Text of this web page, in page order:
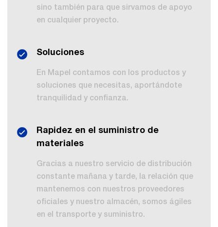
sino también para que sirvamos de apoyo
en cualquier proyecto.
Soluciones
En Mapel contamos con los productos y
soluciones que necesitas, aportándote
tranquilidad y confianza.
Rapidez en el suministro de
materiales
Gracias a nuestro servicio de distribución
constante mañana y tarde, la relación que
mantenemos con nuestros proveedores
oficiales y nuestro almacén, somos ágiles
en el transporte y suministro.